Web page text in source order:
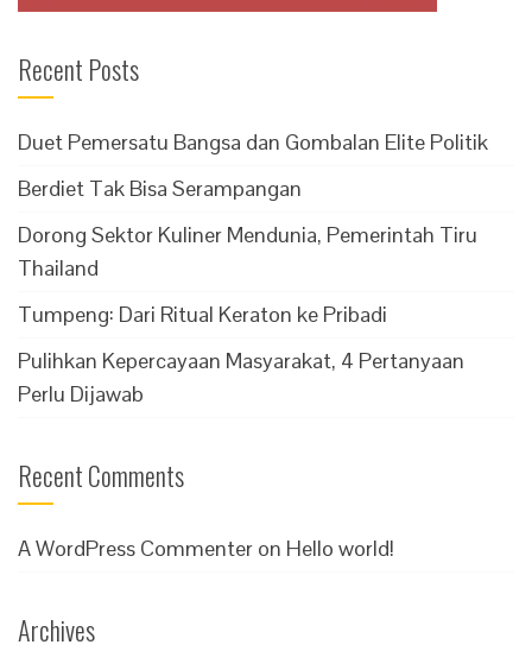
Recent Posts
Duet Pemersatu Bangsa dan Gombalan Elite Politik
Berdiet Tak Bisa Serampangan
Dorong Sektor Kuliner Mendunia, Pemerintah Tiru
Thailand
Tumpeng: Dari Ritual Keraton ke Pribadi
Pulihkan Kepercayaan Masyarakat, 4 Pertanyaan
Perlu Dijawab
Recent Comments
A WordPress Commenter on Hello world!
Archives